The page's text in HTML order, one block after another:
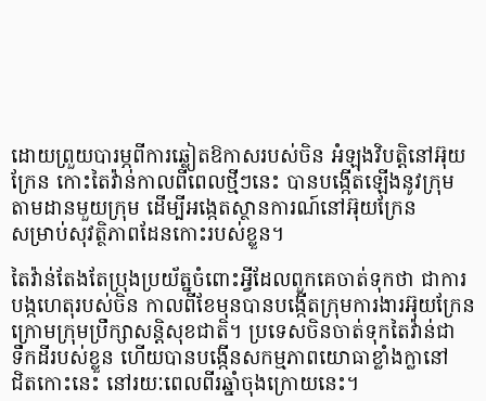
ដោយព្រួយបារម្ភពីការឆ្លៀតឱកាសរបស់ចិន អំឡុងវិបត្តិនៅអ៊ុយ
ក្រែន កោះតៃវ៉ាន់កាលពីពេលថ្មីៗនេះ បានបង្កើតឡើងនូវក្រុម
តាមដានមួយក្រុម ដើម្បីអង្កេតស្ថានការណ៍នៅអ៊ុយក្រែន
សម្រាប់សុវត្ថិភាពដែនកោះរបស់ខ្លួន។
តៃវ៉ាន់​តែងតែ​ប្រុង​ប្រយ័ត្ន ​ចំពោះ​អ្វី​ដែល​ពួកគេ​ចាត់​ទុក​ថា​ ជា​ការ​
បង្កហេតុ​​របស់​ចិន កាល​ពី​ខែ​មុន ​បាន​បង្កើត​​ក្រុម​ការងារ​​អ៊ុយក្រែន​​
ក្រោម​ក្រុម​ប្រឹក្សា​​សន្តិសុខ​ជាតិ។ ប្រទេសចិន​ចាត់ទុកតៃវ៉ាន់ជា
ទឹកដីរបស់ខ្លួន ហើយបានបង្កើន​សកម្មភាពយោធាខ្លាំងក្លានៅ
ជិតកោះនេះ នៅរយៈពេល​ពីរឆ្នាំចុងក្រោយនេះ។